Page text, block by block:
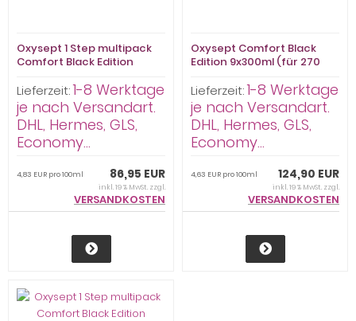
Oxysept 1 Step multipack
Comfort Black Edition
Anwendungen)
Lieferzeit:1-8 Werktage
je nach Versandart.
DHL, Hermes, GLS,
Economy...
86,95 EUR
4,83 EUR pro 100ml
inkl. 19 % MwSt. zzgl.
VERSANDKOSTEN
Oxysept Comfort Black
Edition 9x300ml (für 270
Lieferzeit:1-8 Werktage
je nach Versandart.
DHL, Hermes, GLS,
Economy...
124,90 EUR
4,63 EUR pro 100ml
inkl. 19 % MwSt. zzgl.
VERSANDKOSTEN